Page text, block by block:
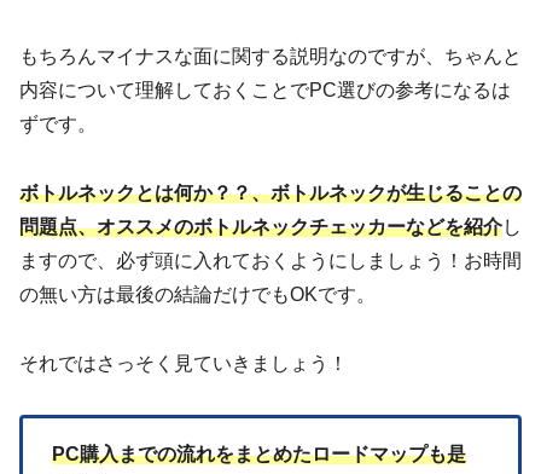
もちろんマイナスな面に関する説明なのですが、ちゃんと
内容について理解しておくことでPC選びの参考になるは
ずです。
ボトルネックとは何か？？、ボトルネックが生じることの
問題点、オススメのボトルネックチェッカーなどを紹介し
ますので、必ず頭に入れておくようにしましょう！お時間
の無い方は最後の結論だけでもOKです。
それではさっそく見ていきましょう！
PC購入までの流れをまとめたロードマップも是